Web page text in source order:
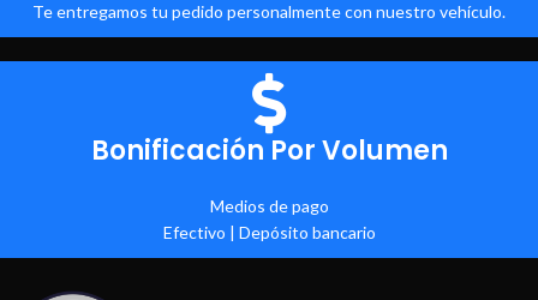
Te entregamos tu pedido personalmente con nuestro vehículo.
Bonificación Por Volumen
Medios de pago
Efectivo | Depósito bancario